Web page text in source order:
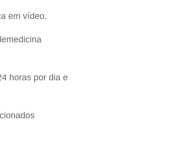
em vídeo.
horas por dia e